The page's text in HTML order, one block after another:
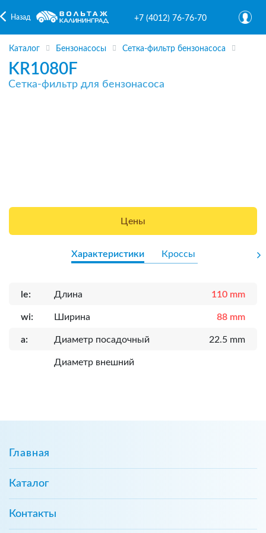
Назад +7 (4012) 76-76-70
Каталог Бензонасосы Сетка-фильтр бензонасоса
KR1080F
Сетка-фильтр для бензонасоса
Цены
Характеристики Кроссы
le: Длина 110 mm
wi: Ширина 88 mm
a: Диаметр посадочный 22.5 mm
Диаметр внешний
Главная
Каталог
Контакты